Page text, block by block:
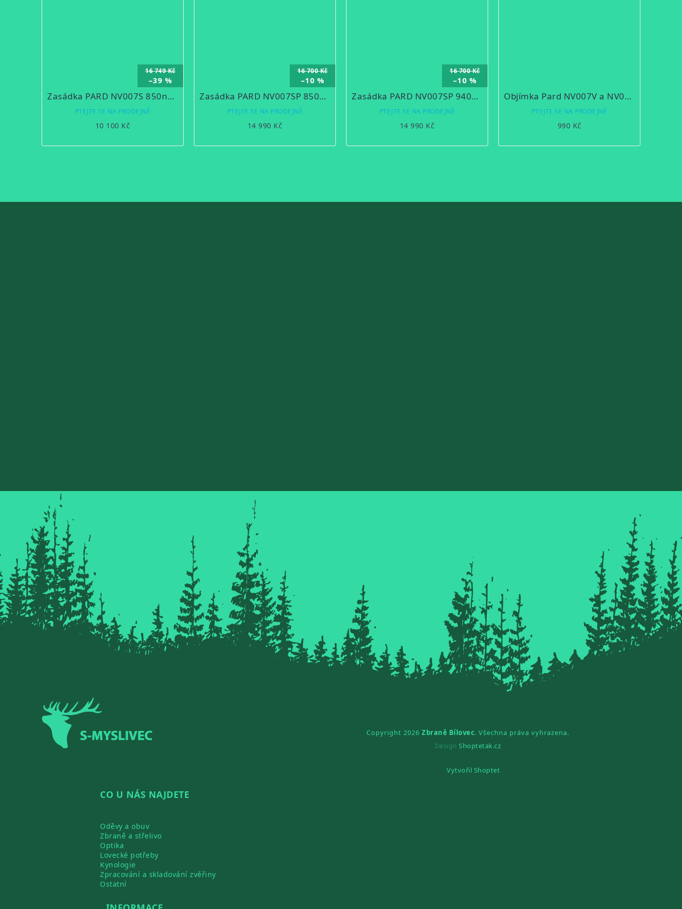
16 749 Kč
–39 %
Zasádka PARD NV007S 850nm Digitální noční vidění
PTEJTE SE NA PRODEJNĚ
10 100 Kč
16 700 Kč
–10 %
Zasádka PARD NV007SP 850nm Digitální noční vidění
PTEJTE SE NA PRODEJNĚ
14 990 Kč
16 700 Kč
–10 %
Zasádka PARD NV007SP 940nm Digitální noční vidění
PTEJTE SE NA PRODEJNĚ
14 990 Kč
Objímka Pard NV007V a NV007A 48mm
PTEJTE SE NA PRODEJNĚ
990 Kč
CO U NÁS NAJDETE
Oděvy a obuv
Zbraně a střelivo
Optika
Lovecké potřeby
Kynologie
Zpracování a skladování zvěřiny
Ostatní
Copyright 2026 Zbraně Bílovec. Všechna práva vyhrazena.
DesignShoptetak.cz
Vytvořil Shoptet